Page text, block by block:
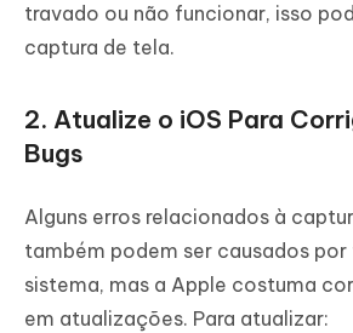
travado ou não funcionar, isso
captura de tela.
2. Atualize o iOS Para
Bugs
Alguns erros relacionados à
também podem ser causados por
sistema, mas a Apple costuma
em atualizações. Para atualizar: